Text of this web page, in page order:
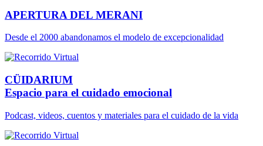
APERTURA DEL MERANI
Desde el 2000 abandonamos el modelo de excepcionalidad
CÜIDARIUM
Espacio para el cuidado emocional
Podcast, videos, cuentos y materiales para el cuidado de la vida